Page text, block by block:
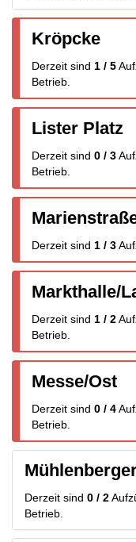
Kröpcke
Derzeit sind 1 / 5
Betrieb.
Lister Platz
Derzeit sind 0 / 3
Betrieb.
Derzeit sind 1 / 3
Markthalle/
Derzeit sind 1 / 2
Betrieb.
Messe/Ost
Derzeit sind 0 / 4
Betrieb.
Derzeit sind 0 / 2
Betrieb.